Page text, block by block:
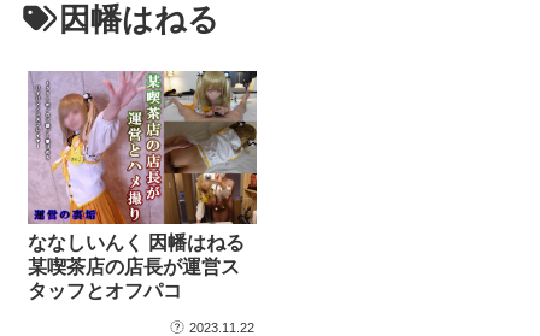
因幡はねる
ななしいんく 因幡はねる
某喫茶店の店長が運営ス
タッフとオフパコ
2023.11.22